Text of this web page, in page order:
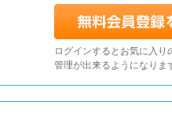
ログインするとお気に入り
管理が出来るようになりま